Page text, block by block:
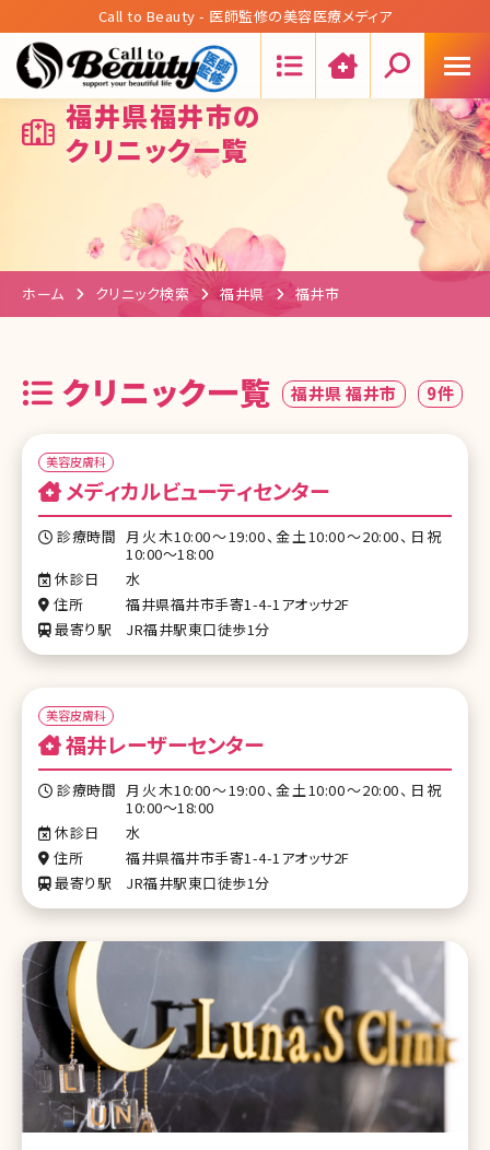
Call to Beauty - 医師監修の美容医療メディア
福井県福井市の
クリニック一覧
ホーム クリニック検索 福井県 福井市
クリニック一覧 福井県 福井市 9件
美容皮膚科
メディカルビューティセンター
診療時間 月火木10:00～19:00、金土10:00～20:00、日祝
10:00～18:00
休診日
水
住所
福井県福井市手寄1-4-1アオッサ2F
最寄り駅
JR福井駅東口徒歩1分
美容皮膚科
福井レーザーセンター
診療時間 月火木10:00～19:00、金土10:00～20:00、日祝
10:00～18:00
休診日
水
住所
福井県福井市手寄1-4-1アオッサ2F
最寄り駅
JR福井駅東口徒歩1分